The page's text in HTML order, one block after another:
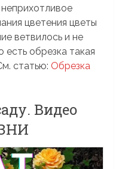
цветения цветы
ветвилось и не
есть обрезка такая
статью: Обрезка
Видео